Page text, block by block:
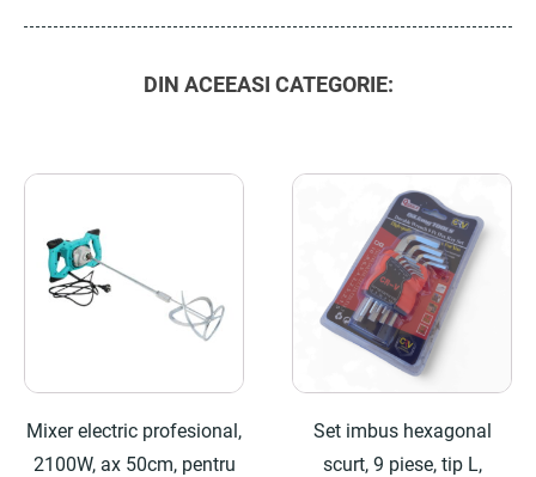
DIN ACEEASI CATEGORIE:
Mixer electric profesional,
2100W, ax 50cm, pentru
Set imbus hexagonal
scurt, 9 piese, tip L,